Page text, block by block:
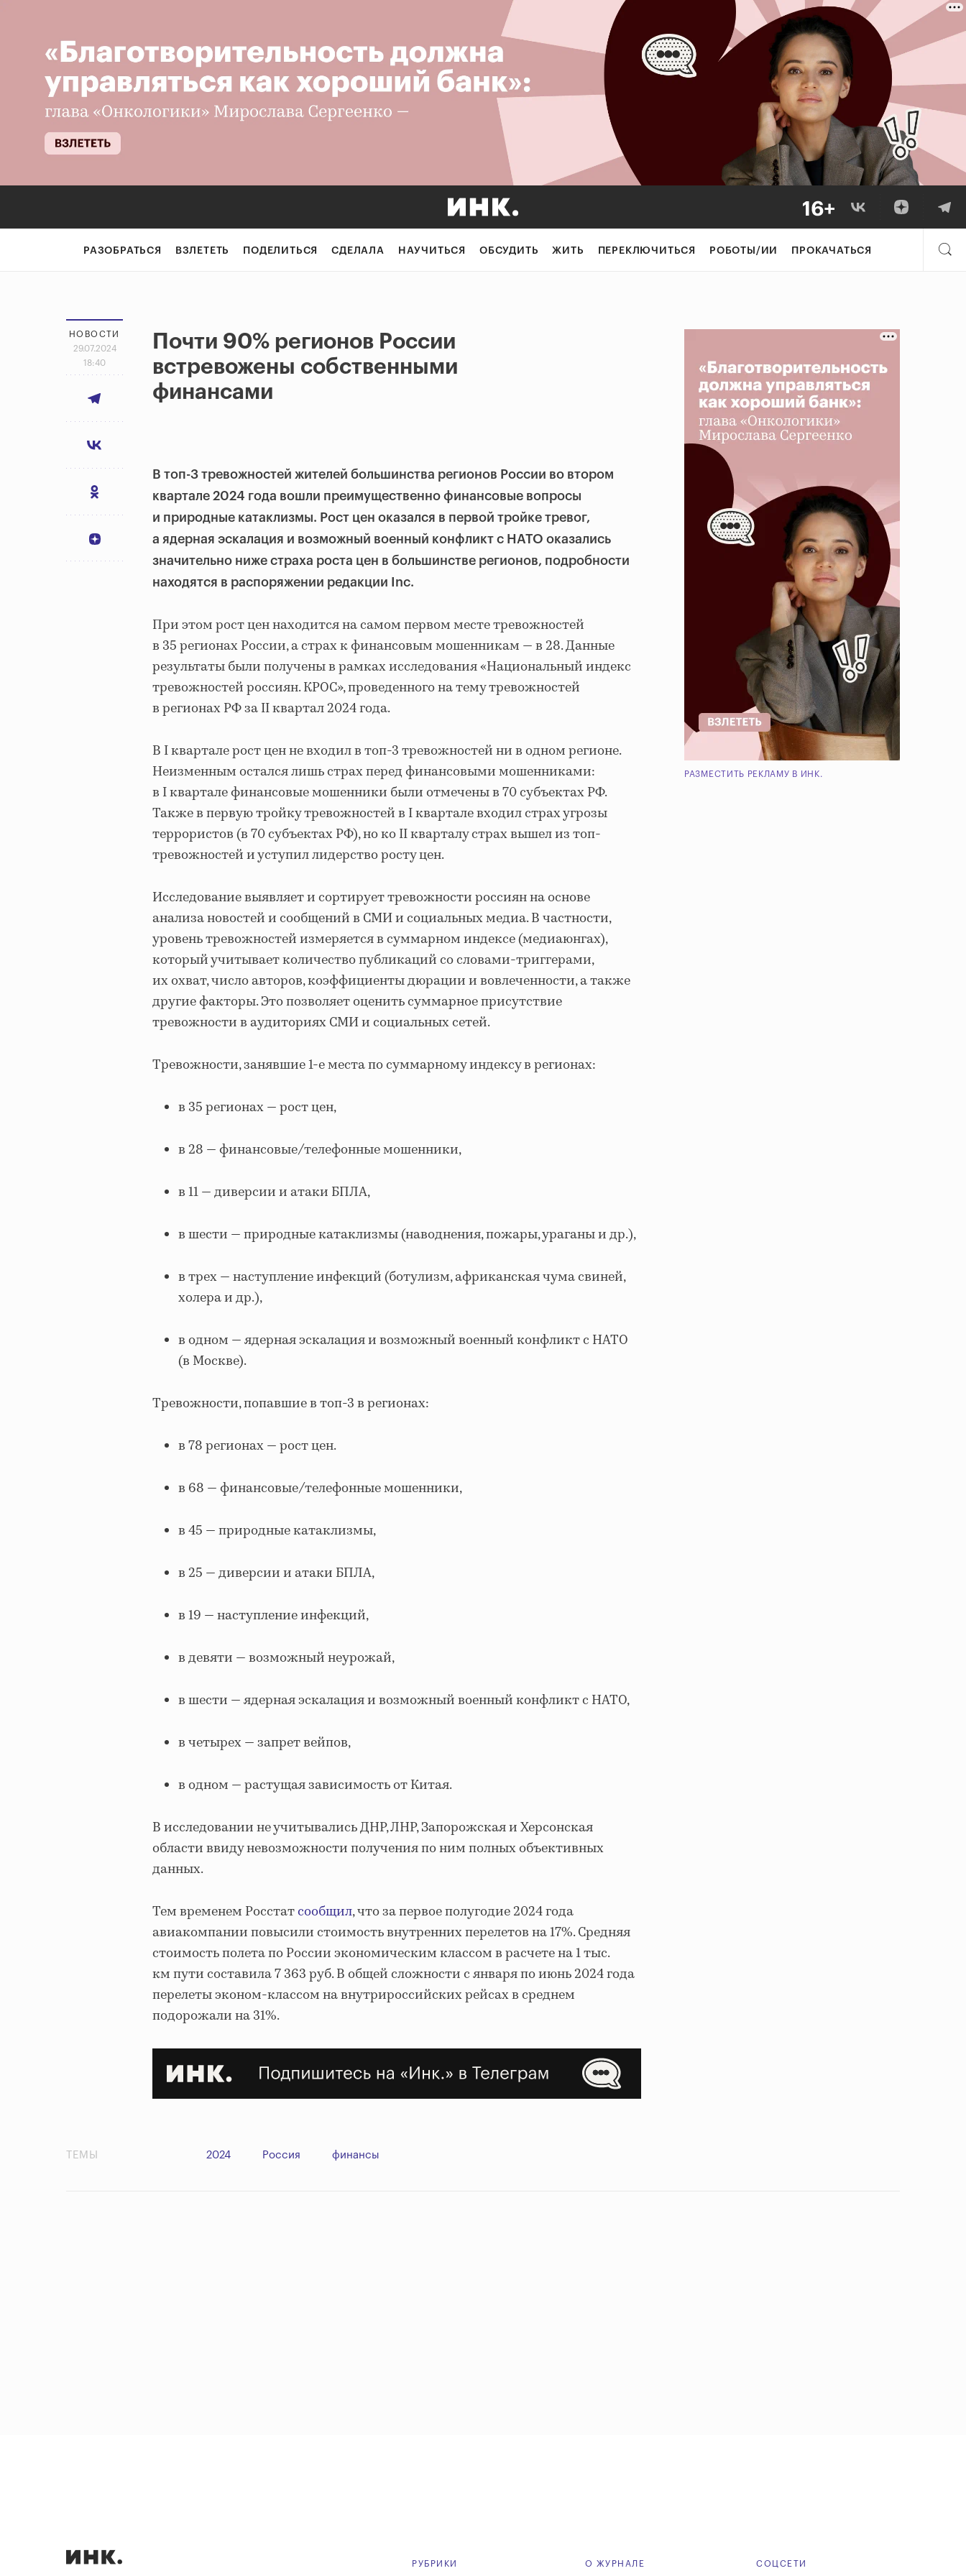
РАЗОБРАТЬСЯ ВЗЛЕТЕТЬ ПОДЕЛИТЬСЯ СДЕЛАЛА НАУЧИТЬСЯ ОБСУДИТЬ ЖИТЬ ПЕРЕКЛЮЧИТЬСЯ РОБОТЫ/ИИ ПРОКАЧАТЬСЯ
НОВОСТИ
29.07.2024
18:40
Почти 90% регионов России
встревожены собственными
финансами
В топ-3 тревожностей жителей большинства регионов России во втором
квартале 2024 года вошли преимущественно финансовые вопросы
и природные катаклизмы. Рост цен оказался в первой тройке тревог,
а ядерная эскалация и возможный военный конфликт с НАТО оказались
значительно ниже страха роста цен в большинстве регионов, подробности
находятся в распоряжении редакции Inc.
При этом рост цен находится на самом первом месте тревожностей
в 35 регионах России, а страх к финансовым мошенникам — в 28. Данные
результаты были получены в рамках исследования «Национальный индекс
тревожностей россиян. КРОС», проведенного на тему тревожностей
в регионах РФ за II квартал 2024 года.
В I квартале рост цен не входил в топ-3 тревожностей ни в одном регионе.
Неизменным остался лишь страх перед финансовыми мошенниками:
в I квартале финансовые мошенники были отмечены в 70 субъектах РФ.
Также в первую тройку тревожностей в I квартале входил страх угрозы
террористов (в 70 субъектах РФ), но ко II кварталу страх вышел из топ-
тревожностей и уступил лидерство росту цен.
Исследование выявляет и сортирует тревожности россиян на основе
анализа новостей и сообщений в СМИ и социальных медиа. В частности,
уровень тревожностей измеряется в суммарном индексе (медиаюнгах),
который учитывает количество публикаций со словами-триггерами,
их охват, число авторов, коэффициенты дюрации и вовлеченности, а также
другие факторы. Это позволяет оценить суммарное присутствие
тревожности в аудиториях СМИ и социальных сетей.
Тревожности, занявшие 1-е места по суммарному индексу в регионах:
в 35 регионах — рост цен,
в 28 — финансовые/телефонные мошенники,
в 11 — диверсии и атаки БПЛА,
в шести — природные катаклизмы (наводнения, пожары, ураганы и др.),
в трех — наступление инфекций (ботулизм, африканская чума свиней,
холера и др.),
в одном — ядерная эскалация и возможный военный конфликт с НАТО
(в Москве).
Тревожности, попавшие в топ-3 в регионах:
в 78 регионах — рост цен.
в 68 — финансовые/телефонные мошенники,
в 45 — природные катаклизмы,
в 25 — диверсии и атаки БПЛА,
в 19 — наступление инфекций,
в девяти — возможный неурожай,
в шести — ядерная эскалация и возможный военный конфликт с НАТО,
в четырех — запрет вейпов,
в одном — растущая зависимость от Китая.
В исследовании не учитывались ДНР, ЛНР, Запорожская и Херсонская
области ввиду невозможности получения по ним полных объективных
данных.
Тем временем Росстатсообщил, что за первое полугодие 2024 года
авиакомпании повысили стоимость внутренних перелетов на 17%. Средняя
стоимость полета по России экономическим классом в расчете на 1 тыс.
км пути составила 7 363 руб. В общей сложности с января по июнь 2024 года
перелеты эконом-классом на внутрироссийских рейсах в среднем
подорожали на 31%.
РАЗМЕСТИТЬ РЕКЛАМУ В ИНК.
ТЕМЫ 2024 Россия финансы
РУБРИКИ О ЖУРНАЛЕ СОЦСЕТИ